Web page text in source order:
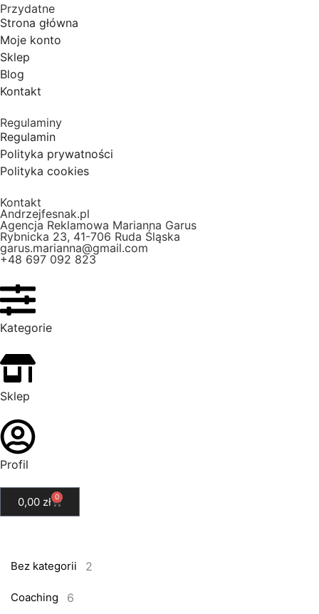
Przydatne
Strona główna
Moje konto
Sklep
Blog
Kontakt
Regulaminy
Regulamin
Polityka prywatności
Polityka cookies
Kontakt
Andrzejfesnak.pl
Agencja Reklamowa Marianna Garus
Rybnicka 23, 41-706 Ruda Śląska
garus.marianna@gmail.com
+48 697 092 823
Kategorie
Sklep
Profil
0,00 zł 0
Bez kategorii 2
Coaching 6